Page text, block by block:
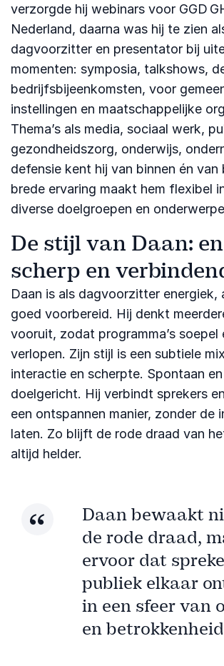
verzorgde hij webinars voor GGD
Nederland, daarna was hij te zien
dagvoorzitter en presentator bij
momenten: symposia, talkshows,
bedrijfsbijeenkomsten, voor
instellingen en maatschappelijke
Thema’s als media, sociaal werk,
gezondheidszorg, onderwijs,
defensie kent hij van binnen én van
brede ervaring maakt hem flexibel
diverse doelgroepen en
De stijl van Daan:
scherp en
Daan is als dagvoorzitter energiek,
goed voorbereid. Hij denkt
vooruit, zodat programma’s soepel
verlopen. Zijn stijl is een subtiele
interactie en scherpte. Spontaan
doelgericht. Hij verbindt sprekers
een ontspannen manier, zonder de
laten. Zo blijft de rode draad van
altijd helder.
Daan bewaakt
de rode draad,
ervoor dat
publiek elkaar
in een sfeer van
en